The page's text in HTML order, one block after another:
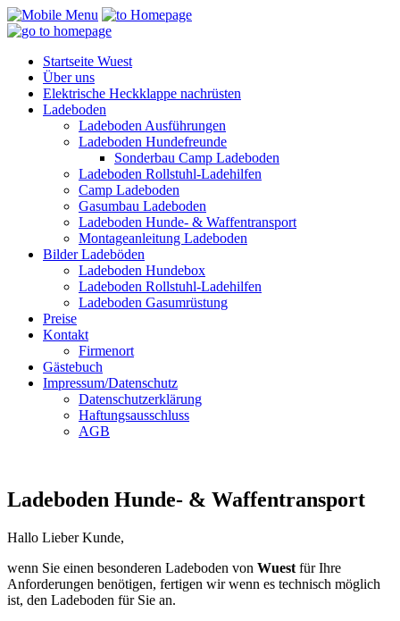
Startseite Wuest
Über uns
Elektrische Heckklappe nachrüsten
Ladeboden
Ladeboden Ausführungen
Ladeboden Hundefreunde
Sonderbau Camp Ladeboden
Ladeboden Rollstuhl-Ladehilfen
Camp Ladeboden
Gasumbau Ladeboden
Ladeboden Hunde- & Waffentransport
Montageanleitung Ladeboden
Bilder Ladeböden
Ladeboden Hundebox
Ladeboden Rollstuhl-Ladehilfen
Ladeboden Gasumrüstung
Preise
Kontakt
Firmenort
Gästebuch
Impressum/Datenschutz
Datenschutzerklärung
Haftungsausschluss
AGB
Ladeboden Hunde- & Waffentransport
Hallo Lieber Kunde,
wenn Sie einen besonderen Ladeboden von Wuest für Ihre
Anforderungen benötigen, fertigen wir wenn es technisch möglich
ist, den Ladeboden für Sie an.